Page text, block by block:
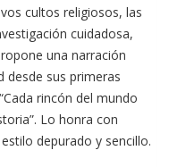
cultos religiosos, las
cuidadosa,
una narración
desde sus primeras
rincón del mundo
Lo honra con
depurado y sencillo.